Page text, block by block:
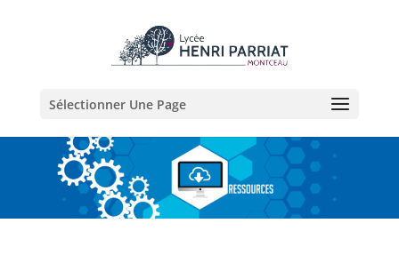
Sélectionner Une Page